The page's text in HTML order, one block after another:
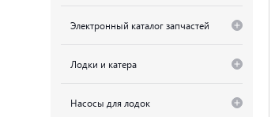
Электронный каталог запчастей
Лодки и катера
Насосы для лодок